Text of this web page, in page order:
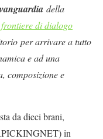
della
di dialogo
per arrivare a tutto
e ad una
composizione e
da dieci brani,
in